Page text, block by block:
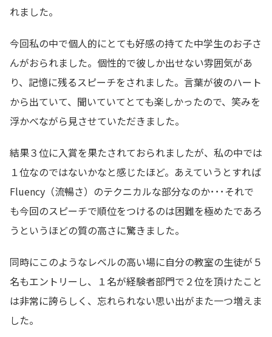
れました。
今回私の中で個人的にとても好感の持てた中学生のお子さ
んがおられました。個性的で彼しか出せない雰囲気があ
り、記憶に残るスピーチをされました。言葉が彼のハート
から出ていて、聞いていてとても楽しかったので、笑みを
浮かべながら見させていただきました。
結果３位に入賞を果たされておられましたが、私の中では
１位なのではないかなと感じたほど。あえていうとすれば
Fluency（流暢さ）のテクニカルな部分なのか･･･それで
も今回のスピーチで順位をつけるのは困難を極めたであろ
うというほどの質の高さに驚きました。
同時にこのようなレベルの高い場に自分の教室の生徒が５
名もエントリーし、１名が経験者部門で２位を頂けたこと
は非常に誇らしく、忘れられない思い出がまた一つ増えま
した。